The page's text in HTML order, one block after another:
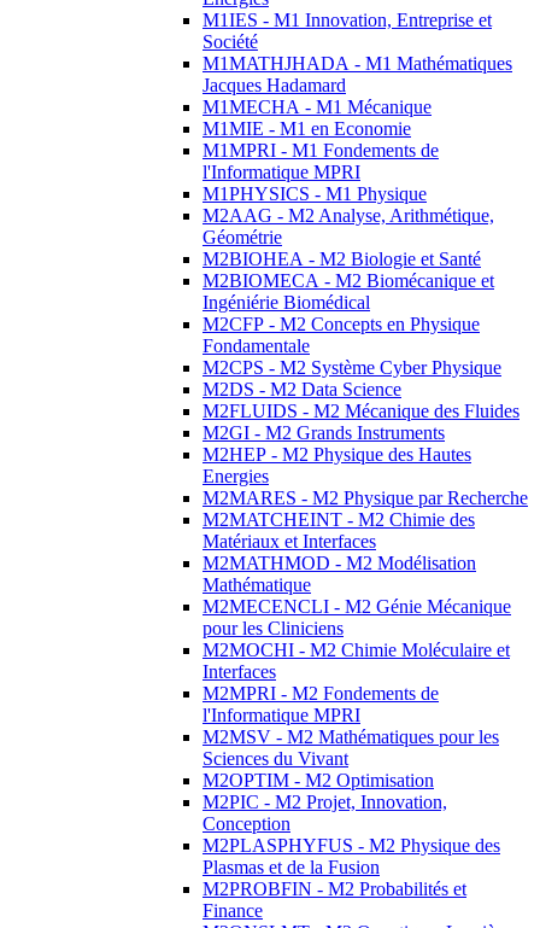
M1IES - M1 Innovation, Entreprise et
Société
M1MATHJHADA - M1 Mathématiques
Jacques Hadamard
M1MECHA - M1 Mécanique
M1MIE - M1 en Economie
M1MPRI - M1 Fondements de
l'Informatique MPRI
M1PHYSICS - M1 Physique
M2AAG - M2 Analyse, Arithmétique,
Géométrie
M2BIOHEA - M2 Biologie et Santé
M2BIOMECA - M2 Biomécanique et
Ingéniérie Biomédical
M2CFP - M2 Concepts en Physique
Fondamentale
M2CPS - M2 Système Cyber Physique
M2DS - M2 Data Science
M2FLUIDS - M2 Mécanique des Fluides
M2GI - M2 Grands Instruments
M2HEP - M2 Physique des Hautes
Energies
M2MARES - M2 Physique par Recherche
M2MATCHEINT - M2 Chimie des
Matériaux et Interfaces
M2MATHMOD - M2 Modélisation
Mathématique
M2MECENCLI - M2 Génie Mécanique
pour les Cliniciens
M2MOCHI - M2 Chimie Moléculaire et
Interfaces
M2MPRI - M2 Fondements de
l'Informatique MPRI
M2MSV - M2 Mathématiques pour les
Sciences du Vivant
M2OPTIM - M2 Optimisation
M2PIC - M2 Projet, Innovation,
Conception
M2PLASPHYFUS - M2 Physique des
Plasmas et de la Fusion
M2PROBFIN - M2 Probabilités et
Finance